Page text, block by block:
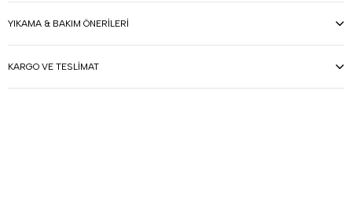
YIKAMA & BAKIM ÖNERILERI
KARGO VE TESLIMAT